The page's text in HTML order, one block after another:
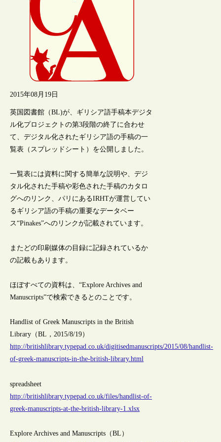
2015年08月19日
英国図書館（BL)が、ギリシア語手稿本デジタ
ル化プロジェクトの第3段階の終了に合わせ
て、デジタル化されたギリシア語の手稿の一
覧表（スプレッドシート）を公開しました。
一覧表には資料に関する簡単な説明や、デジ
タル化された手稿や彩色された手稿のカタロ
グへのリンク、パリにあるIRHTが運営してい
るギリシア語の手稿の重要なデータベー
ス“Pinakes”へのリンクが記載されています。
またどの印刷媒体の目録に記録されているか
の記載もあります。
ほぼすべての資料は、“Explore Archives and
Manuscripts”で検索できるとのことです。
Handlist of Greek Manuscripts in the British
Library（BL，2015/8/19）
http://britishlibrary.typepad.co.uk/digitisedmanuscripts/2015/08/handlist-
of-greek-manuscripts-in-the-british-library.html
spreadsheet
http://britishlibrary.typepad.co.uk/files/handlist-of-
greek-manuscripts-at-the-british-library-1.xlsx
Explore Archives and Manuscripts（BL）